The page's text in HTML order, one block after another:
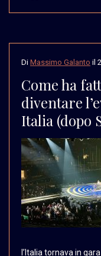
Di Massimo Galanto il
Come ha
diventare
Italia (dopo
l’Italia tornava in